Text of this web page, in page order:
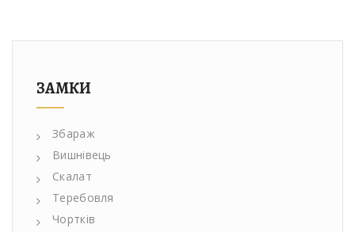
ЗАМКИ
Збараж
Вишнівець
Скалат
Теребовля
Чортків